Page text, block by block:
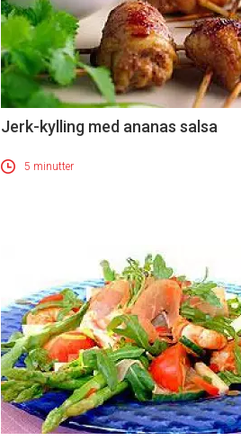
Jerk-kylling med ananas salsa
5 minutter